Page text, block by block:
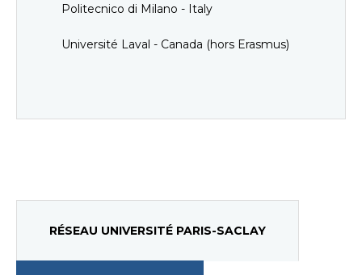
Politecnico di Milano - Italy
Université Laval - Canada (hors Erasmus)
RÉSEAU UNIVERSITÉ PARIS-SACLAY